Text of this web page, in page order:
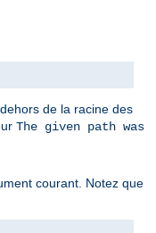
de la racine des
The given path was
courant. Notez que